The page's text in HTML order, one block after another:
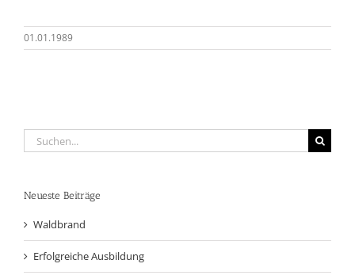
01.01.1989
Suche
nach:
Neueste Beiträge
Waldbrand
Erfolgreiche Ausbildung